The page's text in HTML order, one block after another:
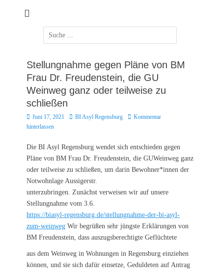
Suchen
nach:
Stellungnahme gegen Pläne von BM
Frau Dr. Freudenstein, die GU
Weinweg ganz oder teilweise zu
schließen
Posted
on
Juni 17, 2021 AutorBI Asyl Regensburg
Kommentar
hinterlassen
Die BI Asyl Regensburg wendet sich entschieden gegen
Pläne von BM Frau Dr. Freudenstein, die GUWeinweg ganz
oder teilweise zu schließen, um darin Bewohner*innen der
Notwohnlage Aussigerstr.
unterzubringen. Zunächst verweisen wir auf unsere
Stellungnahme vom 3.6.
https://biasyl-regensburg.de/stellungnahme-der-bi-asyl-
zum-weinweg Wir begrüßen sehr jüngste Erklärungen von
BM Freudenstein, dass auszugsberechtigte Geflüchtete
aus dem Weinweg in Wohnungen in Regensburg einziehen
können, und sie sich dafür einsetze, Geduldeten auf Antrag